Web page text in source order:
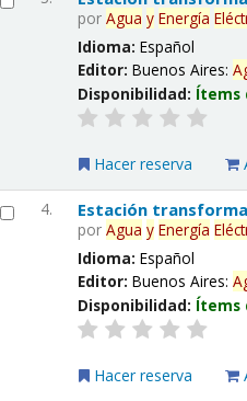
porAgua y Energía
Idioma:Español
Editor:Buenos Aires:
Disponibilidad: Ítems
Hacer reserva
4. Estación
porAgua y Energía
Idioma:Español
Editor:Buenos Aires:
Disponibilidad: Ítems
Hacer reserva